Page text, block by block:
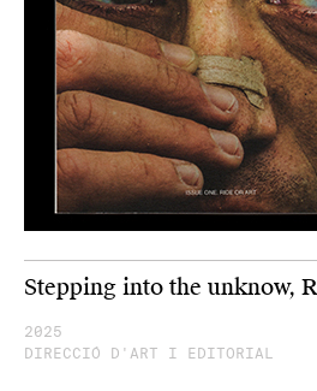
Stepping into the unknow,
2025
DIRECCIÓ D'ART I EDITORIAL